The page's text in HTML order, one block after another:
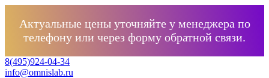
Актуальные цены уточняйте у менеджера по
телефону или через форму обратной связи.
8(495)924-04-34
info@omnislab.ru